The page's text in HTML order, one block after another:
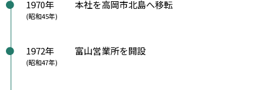
1970年
(昭和45年)
本社を高岡市北島へ移転
1972年
(昭和47年)
富山営業所を開設